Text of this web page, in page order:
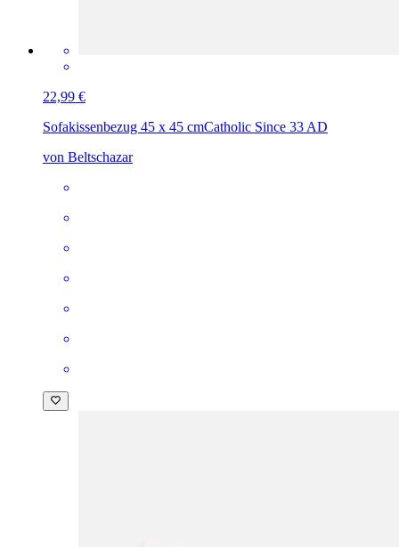
22,99 €
Sofakissenbezug 45 x 45 cmCatholic Since 33 AD
von Beltschazar